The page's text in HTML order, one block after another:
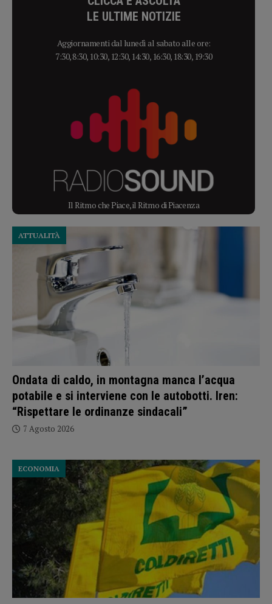
LE ULTIME NOTIZIE
Aggiornamenti dal lunedì al sabato alle ore:
7:30, 8:30, 10:30, 12:30, 14:30, 16:30, 18:30, 19:30
Il Ritmo che Piace, il Ritmo di Piacenza
Ondata di caldo, in montagna manca l’acqua
potabile e si interviene con le autobotti. Iren:
“Rispettare le ordinanze sindacali”
ATTUALITÀ
7 Agosto 2026
ECONOMIA